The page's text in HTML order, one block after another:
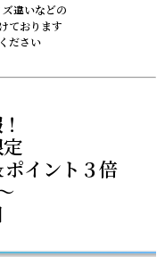
違いなどの
ております
ださい
イント３倍